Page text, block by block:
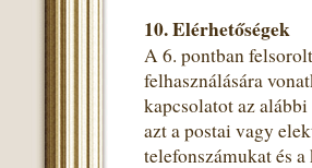
10. Elérhetőségek
A 6. pontban
felhasználására
kapcsolatot az
azt a postai vagy
telefonszámukat és